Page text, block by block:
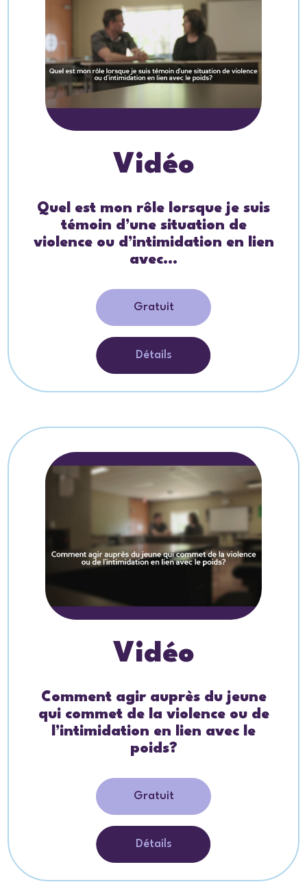
Vidéo
Quel est mon rôle lorsque je suis
témoin d’une situation de
violence ou d’intimidation en lien
avec...
Gratuit
Détails
Vidéo
Comment agir auprès du jeune
qui commet de la violence ou de
l’intimidation en lien avec le
poids?
Gratuit
Détails